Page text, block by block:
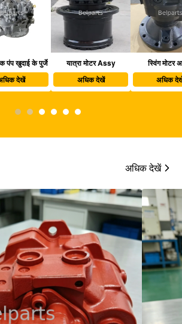
यात्रा मोटर Assy
स्विंग मोटर अस्सी
अधिक देखें